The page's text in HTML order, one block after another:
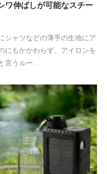
ワ伸ばしが可能なスチー
シャツなどの薄手の生地にア
にもかかわらず、アイロンを
言うルー…